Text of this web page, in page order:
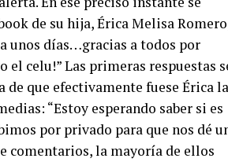
de su hija, Érica Melisa
unos días…gracias a todos por
el celu!” Las primeras respuestas
que efectivamente fuese Érica la
“Estoy esperando saber si es
por privado para que nos dé
comentarios, la mayoría de ellos